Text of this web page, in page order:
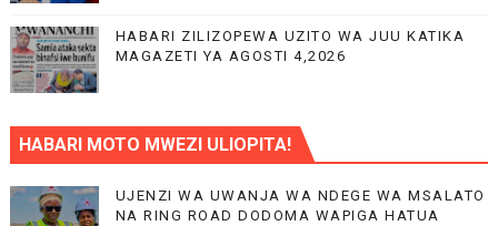
HABARI ZILIZOPEWA UZITO WA JUU KATIKA
MAGAZETI YA AGOSTI 4,2026
HABARI MOTO MWEZI ULIOPITA!
UJENZI WA UWANJA WA NDEGE WA MSALATO
NA RING ROAD DODOMA WAPIGA HATUA